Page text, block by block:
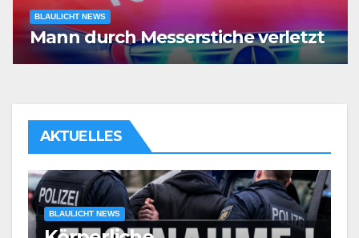
BLAULICHT NEWS
Mann durch Messerstiche verletzt
AKTUELLES
BLAULICHT NEWS